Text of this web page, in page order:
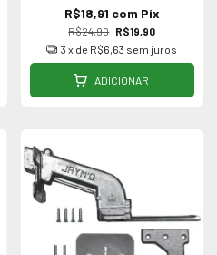
R$24,90 R$19,90
R$18,91 com Pix
3 x de R$6,63 sem juros
ADICIONAR